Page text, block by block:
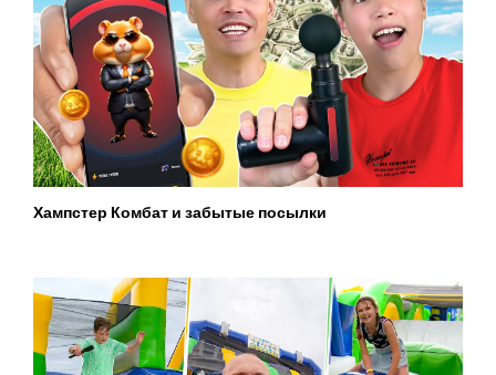
Хампстер Комбат и забытые посылки